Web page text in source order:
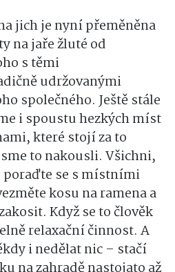
jich je nyní přeměněna
na jaře žluté od
s těmi
udržovanými
společného. Ještě stále
i spoustu hezkých míst
které stojí za to
to nakousli. Všichni,
se s místními
kosu na ramena a
Když se to člověk
relaxační činnost. A
i nedělat nic – stačí